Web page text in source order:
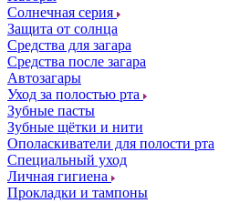
Солнечная серия
Защита от солнца
Средства для загара
Средства после загара
Автозагары
Уход за полостью рта
Зубные пасты
Зубные щётки и нити
Ополаскиватели для полости рта
Специальный уход
Личная гигиена
Прокладки и тампоны